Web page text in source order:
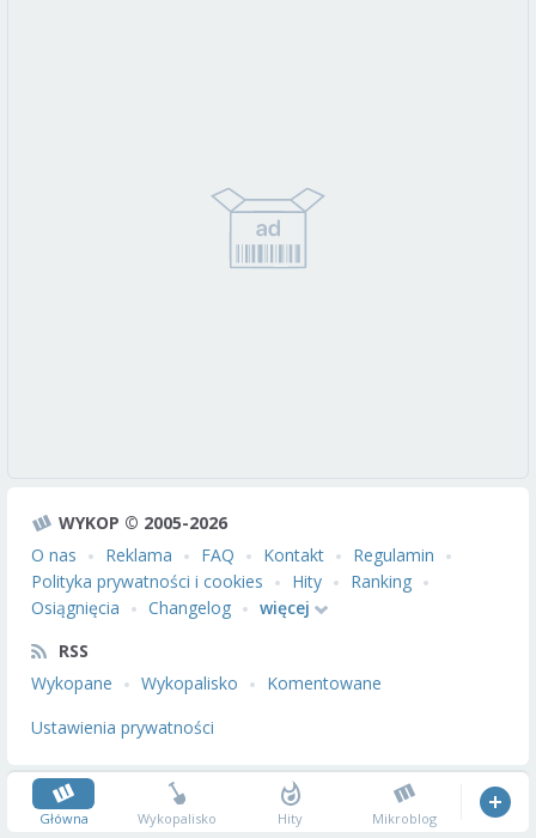
WYKOP © 2005-2026
O nas
Reklama FAQ Kontakt
Regulamin
Polityka prywatności i cookies
Hity
Ranking
Osiągnięcia
Changelog
więcej
RSS
Wykopane
Wykopalisko
Komentowane
Ustawienia prywatności
Główna Wykopalisko Hity Mikroblog